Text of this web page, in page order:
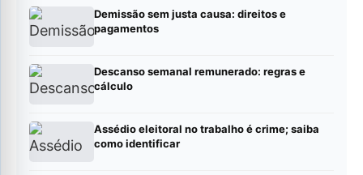
Demissão sem justa causa: direitos e
pagamentos
Descanso semanal remunerado: regras e
cálculo
Assédio eleitoral no trabalho é crime; saiba
como identificar